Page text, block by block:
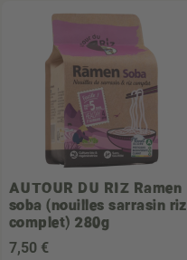
AUTOUR DU RIZ Ramen
soba (nouilles sarrasin riz
complet) 280g
7,50 €